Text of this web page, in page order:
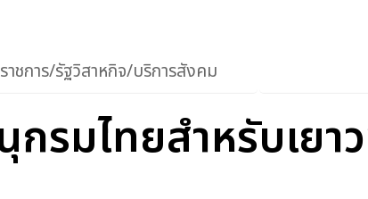
าชการ/รัฐวิสาหกิจ/บริการสังคม
กรมไทยสำหรับเยา